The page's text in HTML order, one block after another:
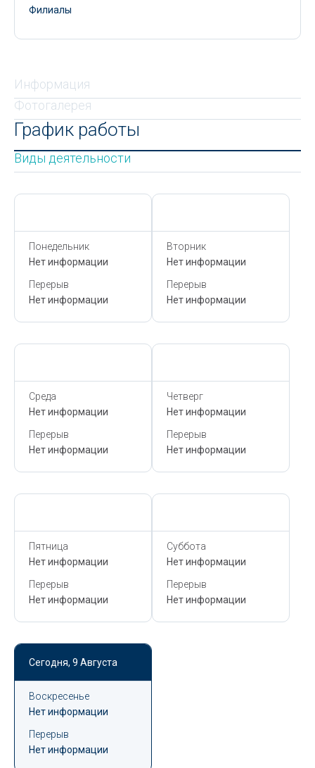
Филиалы
Информация
Фотогалерея
График работы
Виды деятельности
Понедельник
Нет информации
Перерыв
Нет информации
Вторник
Нет информации
Перерыв
Нет информации
Среда
Нет информации
Перерыв
Нет информации
Четверг
Нет информации
Перерыв
Нет информации
Пятница
Нет информации
Перерыв
Нет информации
Суббота
Нет информации
Перерыв
Нет информации
Сегодня, 9 Августа
Воскресенье
Нет информации
Перерыв
Нет информации